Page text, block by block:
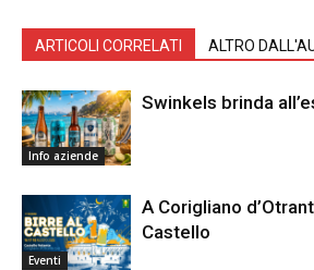
ARTICOLI CORRELATI ALTRO
Info aziende
Swinkels brinda
Eventi
A Corigliano
Castello